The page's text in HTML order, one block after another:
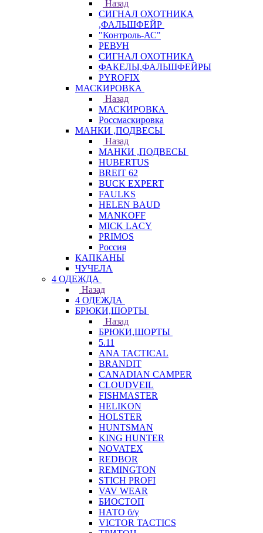
Назад
СИГНАЛ ОХОТНИКА
,ФАЛЬШФЕЙР
"Контроль-АС"
РЕВУН
СИГНАЛ ОХОТНИКА
ФАКЕЛЫ,ФАЛЬШФЕЙРЫ
PYROFIX
МАСКИРОВКА
Назад
МАСКИРОВКА
Россмаскировка
МАНКИ ,ПОДВЕСЫ
Назад
МАНКИ ,ПОДВЕСЫ
HUBERTUS
BREIT 62
BUCK EXPERT
FAULKS
HELEN BAUD
MANKOFF
MICK LACY
PRIMOS
Россия
КАПКАНЫ
ЧУЧЕЛА
4 ОДЕЖДА
Назад
4 ОДЕЖДА
БРЮКИ,ШОРТЫ
Назад
БРЮКИ,ШОРТЫ
5.11
ANA TACTICAL
BRANDIT
CANADIAN CAMPER
CLOUDVEIL
FISHMASTER
HELIKON
HOLSTER
HUNTSMAN
KING HUNTER
NOVATEX
REDBOR
REMINGTON
STICH PROFI
VAV WEAR
БИОСТОП
НАТО б/у
VICTOR TACTICS